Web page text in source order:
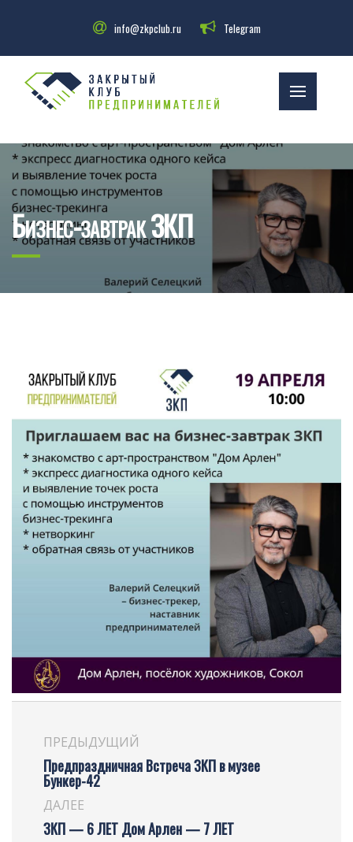
info@zkpclub.ru Telegram
Бизнес-завтрак ЗКП
ПРЕДЫДУЩИЙ
Предпраздничная Встреча ЗКП в музее
Бункер-42
ДАЛЕЕ
ЗКП — 6 ЛЕТ Дом Арлен — 7 ЛЕТ